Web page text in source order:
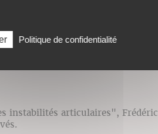
instabilités articulaires", Frédéric
Politique de confidentialité